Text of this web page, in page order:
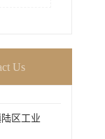
Us
区工业